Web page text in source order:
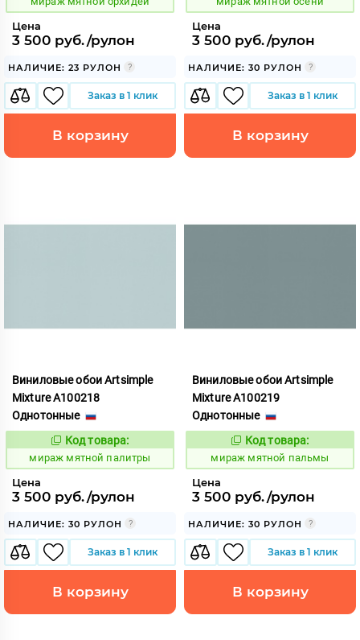
Цена
3 500 руб./рулон
НАЛИЧИЕ: 23 РУЛОН
Заказ в 1 клик
В корзину
Цена
3 500 руб./рулон
НАЛИЧИЕ: 30 РУЛОН
Заказ в 1 клик
В корзину
Виниловые обои Artsimple
Mixture A100218
Однотонные
992191
Код товара:
мираж мятной палитры
Цена
3 500 руб./рулон
НАЛИЧИЕ: 30 РУЛОН
Заказ в 1 клик
В корзину
Виниловые обои Artsimple
Mixture A100219
Однотонные
992192
Код товара:
мираж мятной пальмы
Цена
3 500 руб./рулон
НАЛИЧИЕ: 30 РУЛОН
Заказ в 1 клик
В корзину